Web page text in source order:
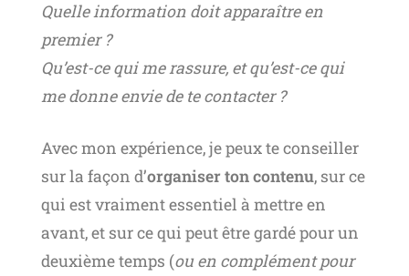
Quelle information doit apparaître en
premier ?
Qu’est-ce qui me rassure, et qu’est-ce qui
me donne envie de te contacter ?
Avec mon expérience, je peux te conseiller
sur la façon d’organiser ton contenu, sur ce
qui est vraiment essentiel à mettre en
avant, et sur ce qui peut être gardé pour un
deuxième temps (ou en complément pour